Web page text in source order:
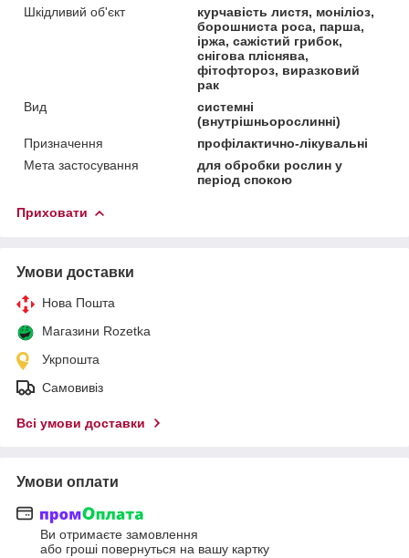
Шкідливий об'єкт
курчавість листя, моніліоз,
борошниста роса, парша,
іржа, сажістий грибок,
снігова пліснява,
фітофтороз, виразковий
рак
Вид
системні
(внутрішньорослинні)
Призначення
профілактично-лікувальні
Мета застосування
для обробки рослин у
період спокою
Приховати
Умови доставки
Нова Пошта
Магазини Rozetka
Укрпошта
Самовивіз
Всі умови доставки
Умови оплати
Ви отримаєте замовлення
або гроші повернуться на вашу картку